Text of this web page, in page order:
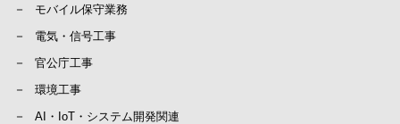
モバイル保守業務
電気・信号工事
官公庁工事
環境工事
AI・IoT・システム開発関連